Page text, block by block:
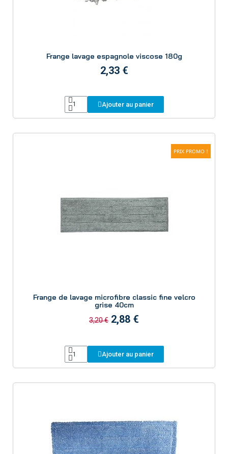
Frange lavage espagnole viscose 180g
2,33 €
Ajouter au panier
PRIX PROMO !
Frange de lavage microfibre classic fine velcro
grise 40cm
3,20 € 2,88 €
Ajouter au panier